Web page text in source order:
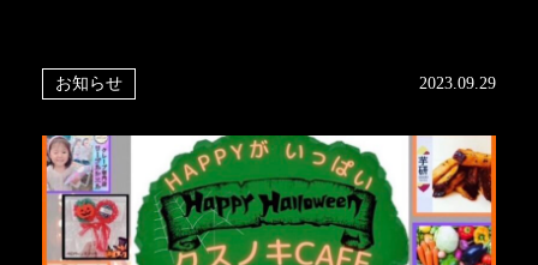
お知らせ 2023.09.29